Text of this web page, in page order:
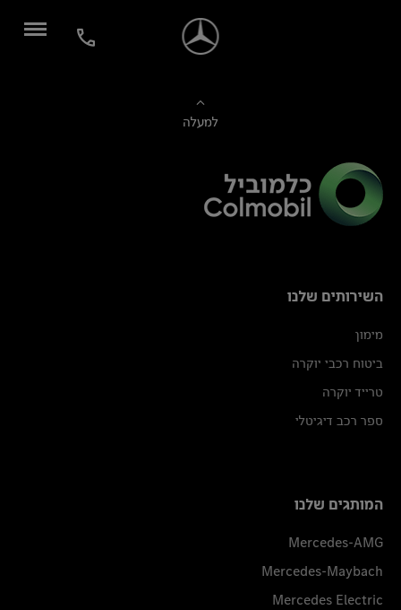
למעלה
השירותים שלנו
מימון
ביטוח רכבי יוקרה
טרייד יוקרה
ספר רכב דיגיטלי
המותגים שלנו
Mercedes-AMG
Mercedes-Maybach
Mercedes Electric